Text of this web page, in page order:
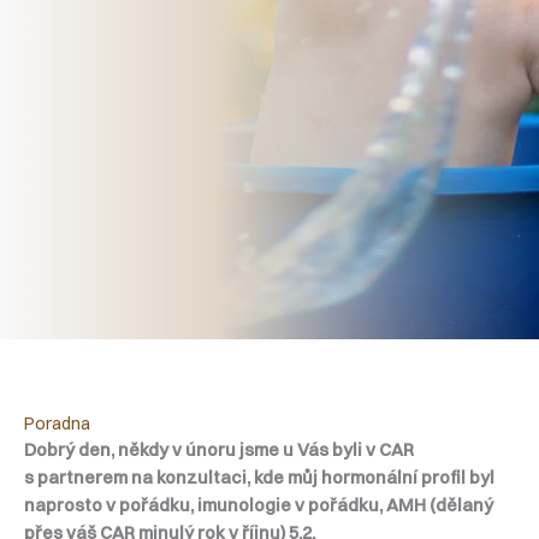
Poradna
Dobrý den, někdy v únoru jsme u Vás byli v CAR
s partnerem na konzultaci, kde můj hormonální profil byl
naprosto v pořádku, imunologie v pořádku, AMH (dělaný
přes váš CAR minulý rok v říjnu) 5,2.